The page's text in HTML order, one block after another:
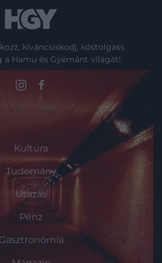
kíváncsiskodj, kóstolgass
a Hamu és Gyémánt világát!
Kultúra
Tudomány
Utazás
Pénz
Gasztronómia